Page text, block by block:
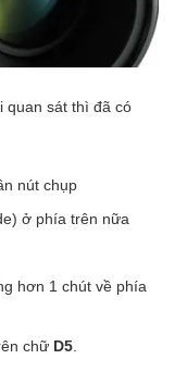
quan sát thì đã có
nút chụp
ở phía trên nữa
hơn 1 chút về phía
chữ D5